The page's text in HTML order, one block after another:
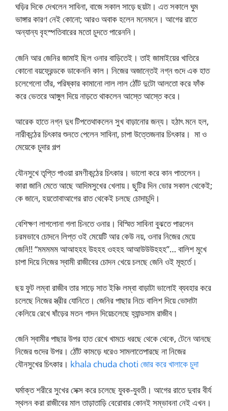
ঘড়ির দিকে দেখলেন সাবিনা, বাজে সকাল সাড়ে ছয়টা। এত সকালে ঘুম
ভাঙ্গার কারণ নেই কোনো; আরও অবাক হলেন মনেমনে। আগের রাতে
অন্যান্য বৃহস্পতিবারের মতো চুদতে পারেননি।
জেনি আর জেনির জামাই ছিল ওনার বাড়িতেই। তাই জামাইয়ের খাতিরে
কোনো বয়ফ্রেন্ডকে ডাকেননি কাল। নিজের অজান্তেই নগ্ন গুদে এক হাত
চলেগেলো তাঁর, পরিষ্কার কামানো লাল লাল ঠোঁট দুটো আলতো করে ফাঁক
করে ভেতরে আঙ্গুল দিয়ে নাড়তে থাকলেন আস্তে আস্তে করে।
আরেক হাতে নগ্ন দুধ টিপতেথাকলেন সুখ বাড়ানোর জন্য। হঠাৎ মনে হল,
নারীকন্ঠের চিৎকার শুনতে পেলেন সাবিনা, চাপা উত্তেজনার চিৎকার। মা ও
মেয়েকে চুদার গল্প
যৌনসুখে তৃপ্তি পাওয়া রমণীকন্ঠের চিৎকার। ভালো করে কান পাতলেন।
কারা জানি মেতে আছে আদিমসুখের খেলায়। ছুটির দিন ভোর সকাল থেকেই;
কে জানে, হয়তোবাআগের রাত থেকেই চলছে চোদাচুদি।
বেশিক্ষণ লাগলোনা গলা চিনতে ওনার। বিস্মিত সাবিনা বুঝতে পারলেন
চরমভাবে চোদনে লিপ্ত ওই মেয়েটি আর কেউ নয়, ওনার নিজের মেয়ে
জেনি!! “মমমমম আআহহহ উহহহ ওহহহ আআউউউহহহ”… বালিশ মুখে
চাপা দিয়ে নিজের স্বামী রাজীবের চোদন খেয়ে চলছে জেনি ওই মূহুর্তে।
ছয় ফুট লম্বা রাজীব তার সাড়ে সাত ইঞ্চি লম্বা বাড়াটা ভালোই ব্যবহার করে
চলেছে নিজের স্ত্রীর যোনিতে। জেনির পাছার নিচে বালিশ দিয়ে ভোদাটা
কেলিয়ে রেখে ষাঁড়ের মতন গাদন দিয়েচলেছে হ্যান্ডসাম রাজীব।
জেনি স্বামীর পাছার উপর হাত রেখে খামচে ধরছে থেকে থেকে, টেনে আনছে
নিজের গুদের উপর। ঠোঁট কামড়ে ধরেও সামলাতেপারছে না নিজের
যৌনসুখের চিৎকার। khala chuda choti জোর করে খালাকে চুদা
ঘর্মাক্ত শরীরে সুখের সেক্স করে চলেছে যুবক-যুবতী। আগের রাতে দুবার বীর্য
স্থলন করা রাজীবের মাল তাড়াতাড়ি বেরোবার কোনই সম্ভাবনা নেই এখন।